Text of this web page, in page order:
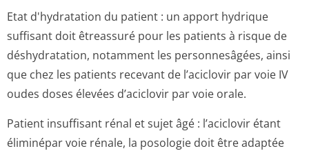
Etat d'hydratation du patient : un apport hydrique
suffisant doit êtreassuré pour les patients à risque de
déshydratation, notamment les personnesâgées, ainsi
que chez les patients recevant de l’aciclovir par voie IV
oudes doses élevées d’aciclovir par voie orale.
Patient insuffisant rénal et sujet âgé : l’aciclovir étant
éliminépar voie rénale, la posologie doit être adaptée